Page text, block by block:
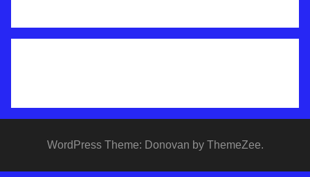
WordPress Theme: Donovan by ThemeZee.